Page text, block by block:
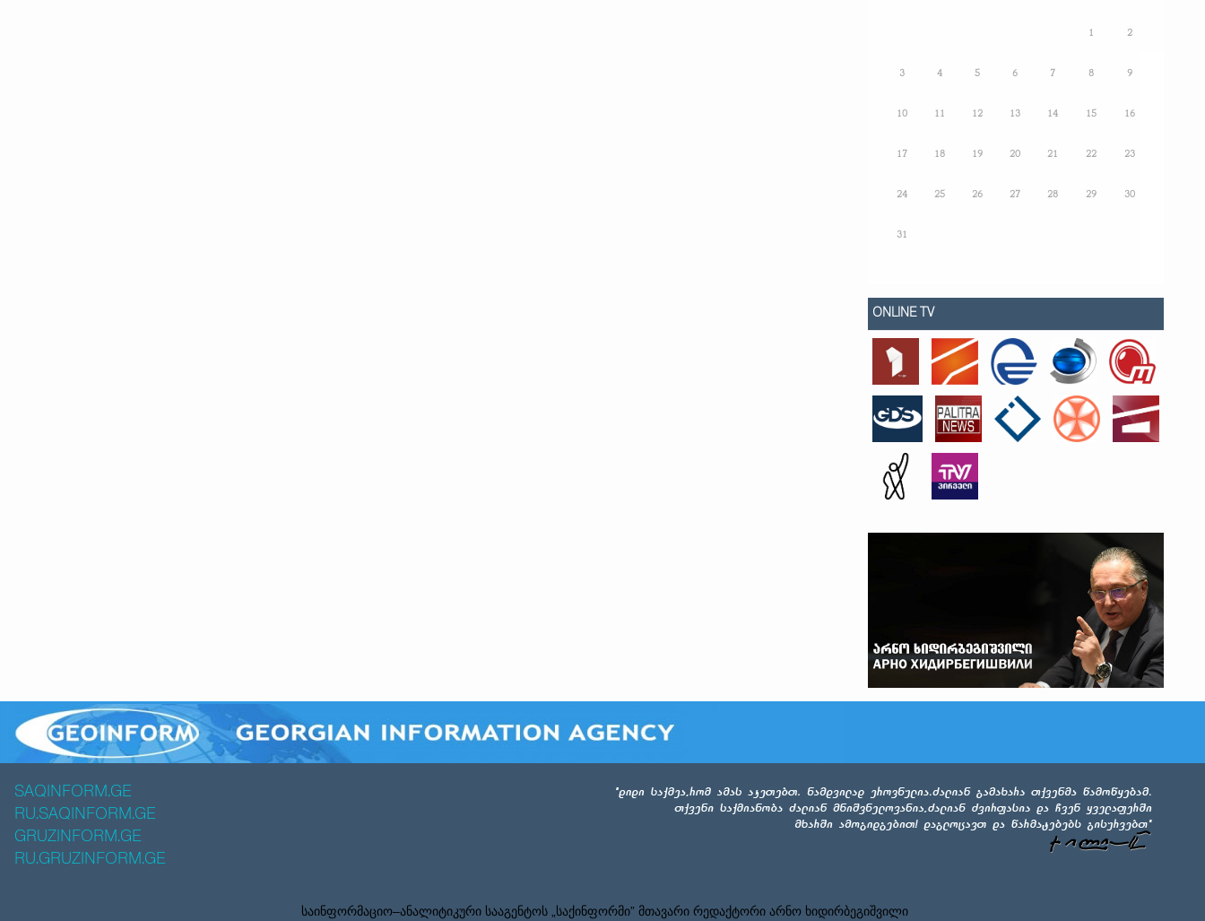
1 2
3 4 5 6 7 8 9
10 11 12 13 14 15 16
17 18 19 20 21 22 23
24 25 26 27 28 29 30
31
ONLINE TV
SAQINFORM.GE
RU.SAQINFORM.GE
GRUZINFORM.GE
RU.GRUZINFORM.GE
საინფორმაციო–ანალიტიკური სააგენტოს „საქინფორმი” მთავარი რედაქტორი არნო ხიდირბეგიშვილი